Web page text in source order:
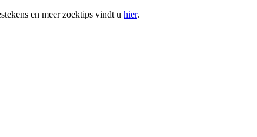
en meer zoektips vindt u hier.